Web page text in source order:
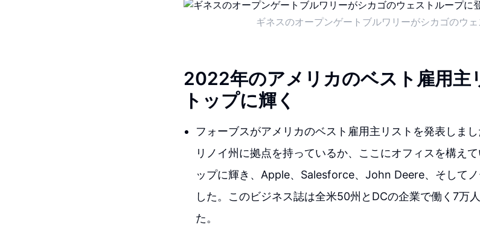
ギネスのオープンゲートブルワリーがシカゴのウ
2022年のアメリカのベスト雇用主
トップに輝く
フォーブスがアメリカのベスト雇用主リストを発表しま
リノイ州に拠点を持っているか、ここにオフィスを構え
ップに輝き、Apple、Salesforce、John Deere、そして
した。このビジネス誌は全米50州とDCの企業で働く7万
た。